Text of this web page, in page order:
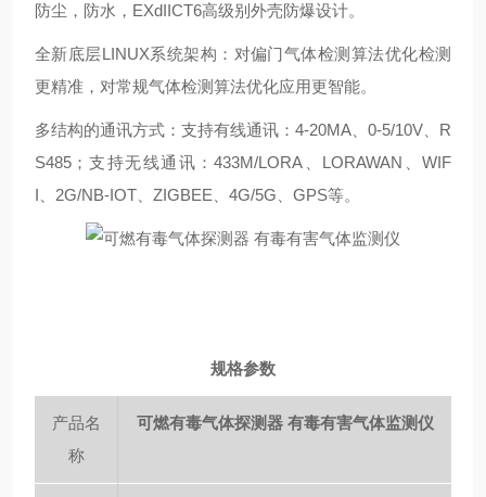
防尘，防水，EXdIICT6高级别外壳防爆设计。
全新底层LINUX系统架构：对偏门气体检测算法优化检测
更精准，对常规气体检测算法优化应用更智能。
多结构的通讯方式：支持有线通讯：4-20MA、0-5/10V、R
S485；支持无线通讯：433M/LORA、LORAWAN、WIF
I、2G/NB-IOT、ZIGBEE、4G/5G、GPS等。
规格参数
产品名
称
可燃有毒气体探测器 有毒有害气体监测仪